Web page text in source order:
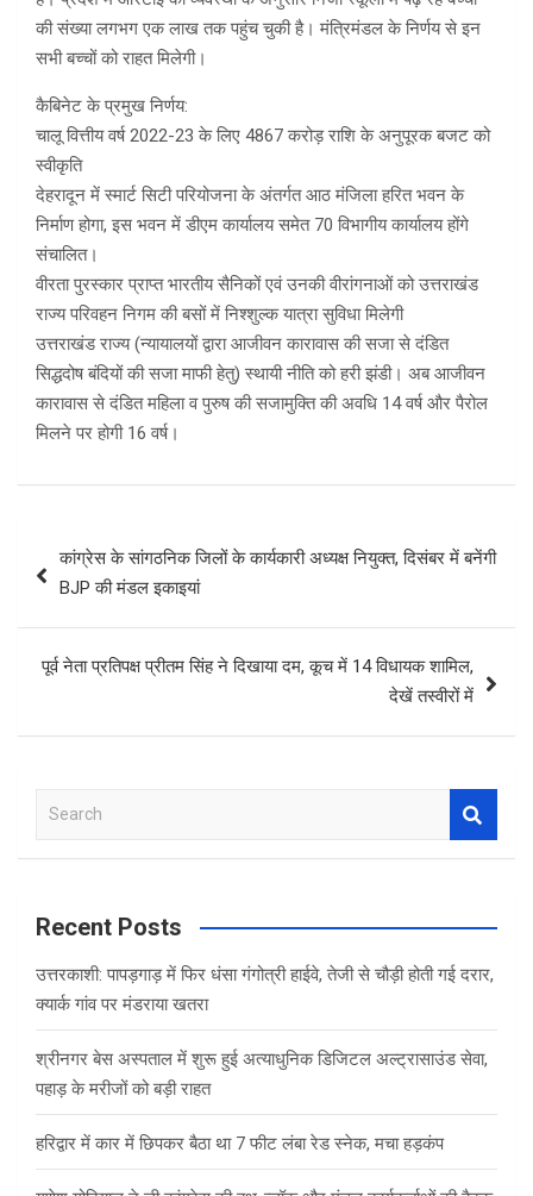
की संख्या लगभग एक लाख तक पहुंच चुकी है। मंत्रिमंडल के निर्णय से इन
सभी बच्चों को राहत मिलेगी।
कैबिनेट के प्रमुख निर्णय:
चालू वित्तीय वर्ष 2022-23 के लिए 4867 करोड़ राशि के अनुपूरक बजट को
स्वीकृति
देहरादून में स्मार्ट सिटी परियोजना के अंतर्गत आठ मंजिला हरित भवन के
निर्माण होगा, इस भवन में डीएम कार्यालय समेत 70 विभागीय कार्यालय होंगे
संचालित।
वीरता पुरस्कार प्राप्त भारतीय सैनिकों एवं उनकी वीरांगनाओं को उत्तराखंड
राज्य परिवहन निगम की बसों में निश्शुल्क यात्रा सुविधा मिलेगी
उत्तराखंड राज्य (न्यायालयों द्वारा आजीवन कारावास की सजा से दंडित
सिद्धदोष बंदियों की सजा माफी हेतु) स्थायी नीति को हरी झंडी। अब आजीवन
कारावास से दंडित महिला व पुरुष की सजामुक्ति की अवधि 14 वर्ष और पैरोल
मिलने पर होगी 16 वर्ष।
navigation
कांग्रेस के सांगठनिक जिलों के कार्यकारी अध्यक्ष नियुक्‍त, दिसंबर में बनेंगी
BJP की मंडल इकाइयां
पूर्व नेता प्रतिपक्ष प्रीतम सिंह ने दिखाया दम, कूच में 14 विधायक शामिल,
देखें तस्‍वीरों में
a
c
Recent Posts
उत्तरकाशी: पापड़गाड़ में फिर धंसा गंगोत्री हाईवे, तेजी से चौड़ी होती गई दरार,
क्यार्क गांव पर मंडराया खतरा
श्रीनगर बेस अस्पताल में शुरू हुई अत्याधुनिक डिजिटल अल्ट्रासाउंड सेवा,
पहाड़ के मरीजों को बड़ी राहत
हरिद्वार में कार में छिपकर बैठा था 7 फीट लंबा रेड स्नेक, मचा हड़कंप